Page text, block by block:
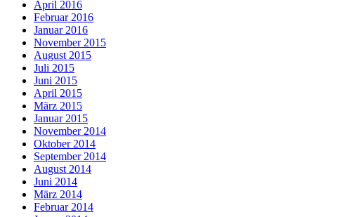
April 2016
Februar 2016
Januar 2016
November 2015
August 2015
Juli 2015
Juni 2015
April 2015
März 2015
Januar 2015
November 2014
Oktober 2014
September 2014
August 2014
Juni 2014
März 2014
Februar 2014